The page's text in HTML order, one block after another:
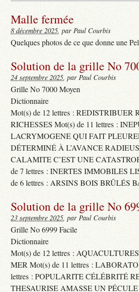
Malle fermée
8 décembre 2025, par Paul Courbis
Quelques photos de ce que donne une
Solution de la grille No
24 septembre 2025, par Paul Courbis
Grille No 7000 Moyen
Dictionnaire
Mot(s) de 12 lettres :
RICHESSES Mot(s) de 11 lettres :
LACRYMOGENE QUI FAIT
DÉTERMINÉ À L’AVANCE
CALAMITE C’EST UNE
de 7 lettres : INERTES IMMOBILES
de 6 lettres : ARSINS BOIS
Solution de la grille No
23 septembre 2025, par Paul Courbis
Grille No 6999 Facile
Dictionnaire
Mot(s) de 12 lettres :
MER Mot(s) de 11 lettres :
lettres : POPULARITE CÉLÉBRITÉ
THESAURISE AMASSE UN